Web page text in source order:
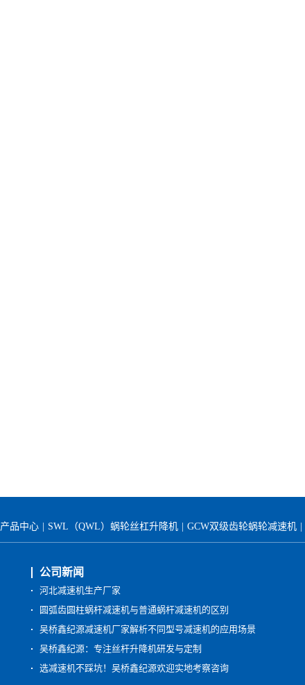
产品中心 SWL（QWL）蜗轮丝杠升降机 GCW双级齿轮蜗轮减速机
公司新闻
河北减速机生产厂家
圆弧齿圆柱蜗杆减速机与普通蜗杆减速机的区别
吴桥鑫纪源减速机厂家解析不同型号减速机的应用场景
吴桥鑫纪源：专注丝杆升降机研发与定制
选减速机不踩坑！吴桥鑫纪源欢迎实地考察咨询